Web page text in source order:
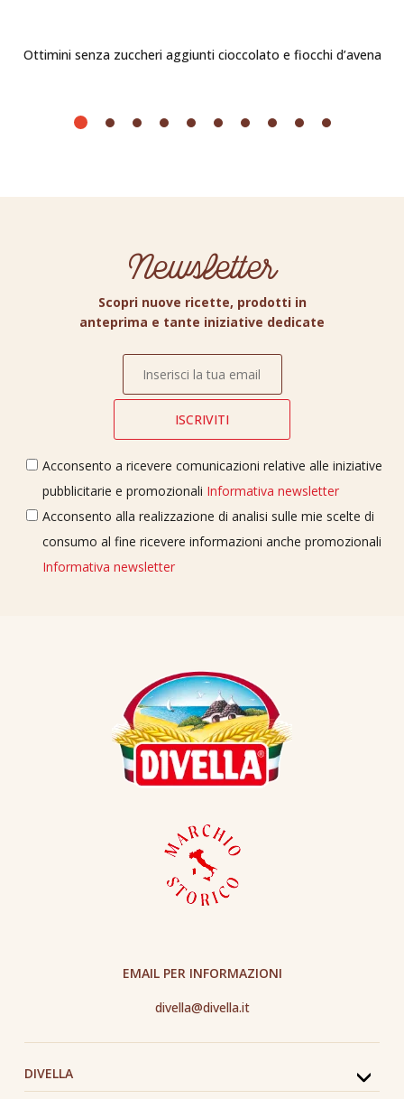
Ottimini senza zuccheri aggiunti cioccolato e fiocchi d’avena
Newsletter
Scopri nuove ricette, prodotti in
anteprima e tante iniziative dedicate
Acconsento a ricevere comunicazioni relative alle iniziative
pubblicitarie e promozionali Informativa newsletter
Acconsento alla realizzazione di analisi sulle mie scelte di
consumo al fine ricevere informazioni anche promozionali
Informativa newsletter
DIVELLA
EMAIL PER INFORMAZIONI
divella@divella.it